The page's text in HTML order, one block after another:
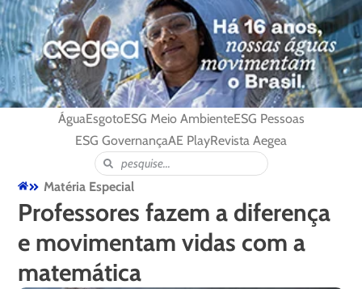
ÁguaEsgotoESG Meio AmbienteESG Pessoas
ESG GovernançaAE PlayRevista Aegea
Matéria Especial
Professores fazem a diferença
e movimentam vidas com a
matemática